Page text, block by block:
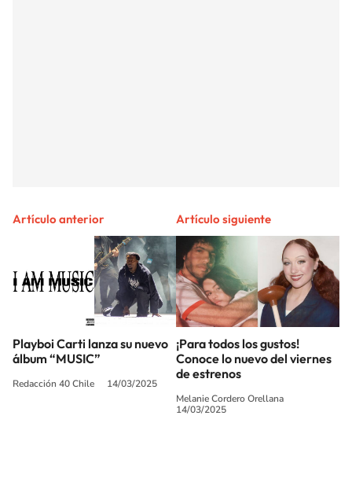
Artículo anterior
Playboi Carti lanza su nuevo
álbum “MUSIC”
Redacción 40 Chile 14/03/2025
Artículo siguiente
¡Para todos los gustos!
Conoce lo nuevo del viernes
de estrenos
Melanie Cordero Orellana
14/03/2025